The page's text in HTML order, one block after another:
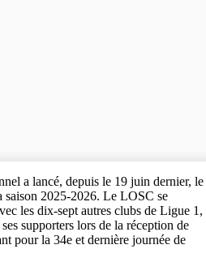
a lancé, depuis le 19 juin dernier, le
saison 2025-2026. Le LOSC se
les dix-sept autres clubs de Ligue 1,
supporters lors de la réception de
pour la 34e et dernière journée de